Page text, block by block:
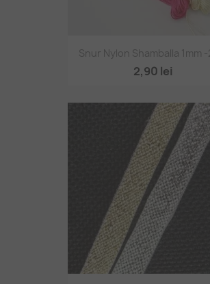
Snur Nylon Shamballa 1mm
2,90 lei